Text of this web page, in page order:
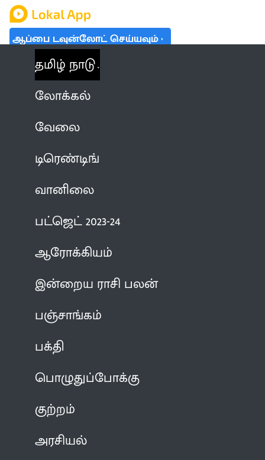
ஆப்பை டவுன்லோட் செய்யவும்
தமிழ் நாடு
லோக்கல்
வேலை
டிரெண்டிங்
வானிலை
பட்ஜெட் 2023-24
ஆரோக்கியம்
இன்றைய ராசி பலன்
பஞ்சாங்கம்
பக்தி
பொழுதுப்போக்கு
குற்றம்
அரசியல்